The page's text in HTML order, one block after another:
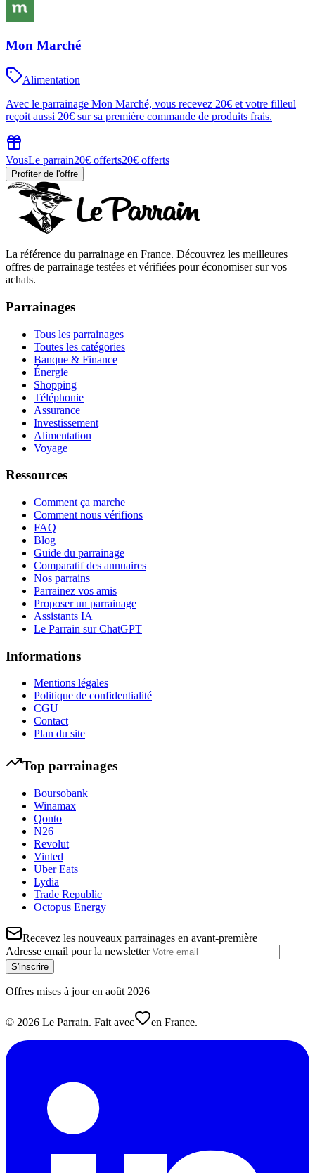
Mon Marché
Alimentation
Avec le parrainage Mon Marché, vous recevez 20€ et votre filleul
reçoit aussi 20€ sur sa première commande de produits frais.
VousLe parrain20€ offerts20€ offerts
Profiter de l'offre
La référence du parrainage en France. Découvrez les meilleures
offres de parrainage testées et vérifiées pour économiser sur vos
achats.
Parrainages
Tous les parrainages
Toutes les catégories
Banque & Finance
Énergie
Shopping
Téléphonie
Assurance
Investissement
Alimentation
Voyage
Ressources
Comment ça marche
Comment nous vérifions
FAQ
Blog
Guide du parrainage
Comparatif des annuaires
Nos parrains
Parrainez vos amis
Proposer un parrainage
Assistants IA
Le Parrain sur ChatGPT
Informations
Mentions légales
Politique de confidentialité
CGU
Contact
Plan du site
Top parrainages
Boursobank
Winamax
Qonto
N26
Revolut
Vinted
Uber Eats
Lydia
Trade Republic
Octopus Energy
Recevez les nouveaux parrainages en avant-première
Adresse email pour la newsletter
S'inscrire
Offres mises à jour en août 2026
© 2026 Le Parrain. Fait avec en France.